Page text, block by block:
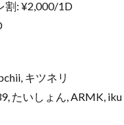
割: ¥2,000/1D
キツネリ
たいしょん, ARMK, iku